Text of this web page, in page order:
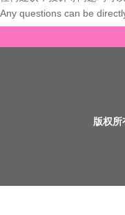
Any questions can be
版权所